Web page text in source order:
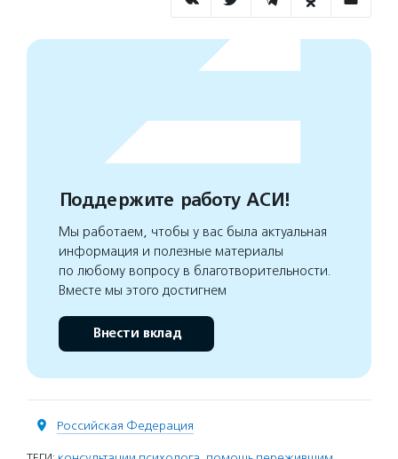
Поддержите работу АСИ!
Мы работаем, чтобы у вас была актуальная
информация и полезные материалы
по любому вопросу в благотворительности.
Вместе мы этого достигнем
Внести вклад
Российская Федерация